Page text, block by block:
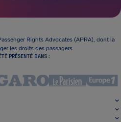
Rights Advocates (APRA), dont la
les droits des passagers.
PRÉSENTÉ DANS :